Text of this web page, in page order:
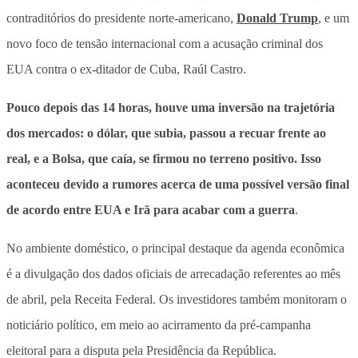
contraditórios do presidente norte-americano, Donald Trump, e um
novo foco de tensão internacional com a acusação criminal dos
EUA contra o ex-ditador de Cuba, Raúl Castro.
Pouco depois das 14 horas, houve uma inversão na trajetória
dos mercados: o dólar, que subia, passou a recuar frente ao
real, e a Bolsa, que caía, se firmou no terreno positivo. Isso
aconteceu devido a rumores acerca de uma possível versão final
de acordo entre EUA e Irã para acabar com a guerra.
No ambiente doméstico, o principal destaque da agenda econômica
é a divulgação dos dados oficiais de arrecadação referentes ao mês
de abril, pela Receita Federal. Os investidores também monitoram o
noticiário político, em meio ao acirramento da pré-campanha
eleitoral para a disputa pela Presidência da República.